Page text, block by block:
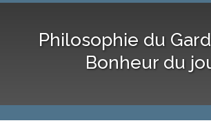
Philosophie du
Bonheur du